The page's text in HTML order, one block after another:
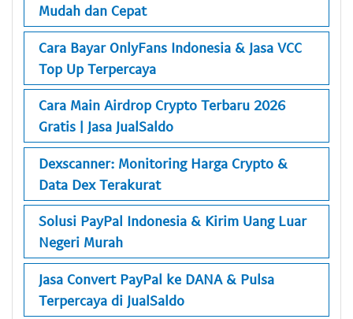
Mudah dan Cepat
Cara Bayar OnlyFans Indonesia & Jasa VCC
Top Up Terpercaya
Cara Main Airdrop Crypto Terbaru 2026
Gratis | Jasa JualSaldo
Dexscanner: Monitoring Harga Crypto &
Data Dex Terakurat
Solusi PayPal Indonesia & Kirim Uang Luar
Negeri Murah
Jasa Convert PayPal ke DANA & Pulsa
Terpercaya di JualSaldo